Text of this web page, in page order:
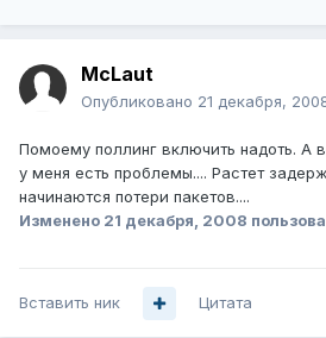
McLaut
Опубликовано 21 декабря,
Помоему поллинг включить надоть. А
у меня есть проблемы.... Растет
начинаются потери пакетов....
Изменено 21 декабря, 2008
Вставить ник Цитата